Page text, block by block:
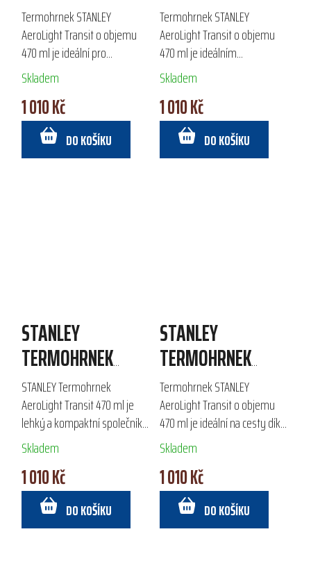
AEROLIGHT
TRANSIT 470 ML
Termohrnek STANLEY
AeroLight Transit o objemu
470 ml je ideální pro
každodenní použití i na cesty.
Díky technologii AeroLight TM
je lehký, sbalitelný a 100%
nepropustný, což...
Skladem
1 010 Kč
DO KOŠÍKU
AEROLIGHT
TRANSIT 470 ML
Termohrnek STANLEY
AeroLight Transit o objemu
470 ml je ideálním
společníkem na cesty,
navržený pro aktivní životní
styl. Díky technologii
AeroLight TM je lehký,
kompaktní a...
Skladem
1 010 Kč
DO KOŠÍKU
STANLEY
TERMOHRNEK
AEROLIGHT
TRANSIT 470 ML
STANLEY Termohrnek
AeroLight Transit 470 ml je
lehký a kompaktní společník
pro udržení teploty vašich
nápojů. Díky dvojité vakuové
izolaci je o 33 % lehčí než
běžné termohrnky,...
Skladem
1 010 Kč
DO KOŠÍKU
STANLEY
TERMOHRNEK
AEROLIGHT
TRANSIT 470 ML
Termohrnek STANLEY
AeroLight Transit o objemu
470 ml je ideální na cesty díky
lehké konstrukci a technologii
AeroLight TM. S dvojitou
vakuovou izolací udržuje
nápoje teplé až 6...
Skladem
1 010 Kč
DO KOŠÍKU